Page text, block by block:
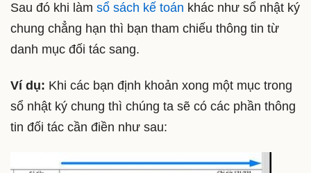
Sau đó khi làm sổ sách kế toán khác như sổ nhật ký
chung chẳng hạn thì bạn tham chiếu thông tin từ
danh mục đối tác sang.
Ví dụ: Khi các bạn định khoản xong một mục trong
sổ nhật ký chung thì chúng ta sẽ có các phần thông
tin đối tác cần điền như sau: